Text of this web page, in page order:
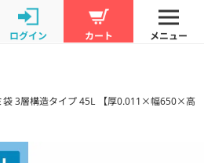
ログイン カート メニュー
袋 3層構造タイプ 45L 【厚0.011×幅650×高